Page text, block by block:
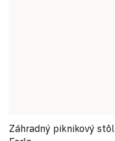
Záhradný piknikový stôl